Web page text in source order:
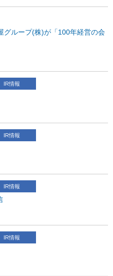
グループ(株)が 「100年経営の会
IR情報
IR情報
IR情報
IR情報